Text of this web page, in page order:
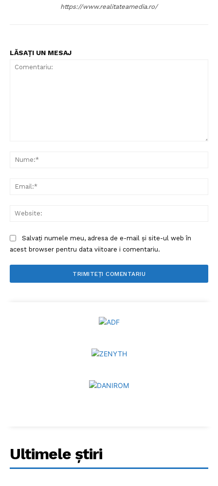
https://www.realitateamedia.ro/
LĂSAȚI UN MESAJ
Salvați numele meu, adresa de e-mail și site-ul web în
acest browser pentru data viitoare i comentariu.
Ultimele ştiri